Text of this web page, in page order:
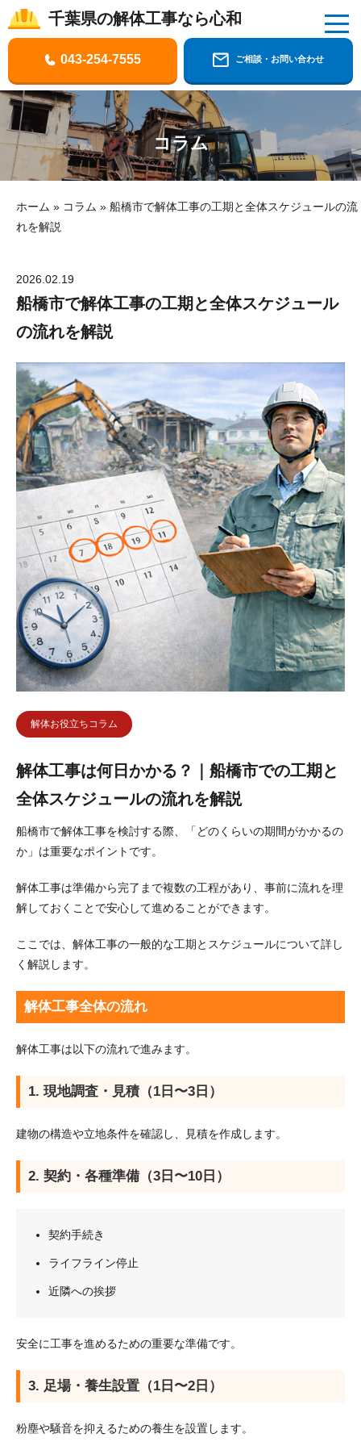
千葉県の解体工事なら心和
千葉県の解体工事なら株式会社心和
043-254-7555 ご相談・お問い合わせ
コラム
ホーム » コラム » 船橋市で解体工事の工期と全体スケジュールの流
れを解説
2026.02.19
船橋市で解体工事の工期と全体スケジュール
の流れを解説
解体お役立ちコラム
解体工事は何日かかる？｜船橋市での工期と
全体スケジュールの流れを解説
船橋市で解体工事を検討する際、「どのくらいの期間がかかるの
か」は重要なポイントです。
解体工事は準備から完了まで複数の工程があり、事前に流れを理
解しておくことで安心して進めることができます。
ここでは、解体工事の一般的な工期とスケジュールについて詳し
く解説します。
解体工事全体の流れ
解体工事は以下の流れで進みます。
1. 現地調査・見積（1日〜3日）
建物の構造や立地条件を確認し、見積を作成します。
2. 契約・各種準備（3日〜10日）
契約手続き
ライフライン停止
近隣への挨拶
安全に工事を進めるための重要な準備です。
3. 足場・養生設置（1日〜2日）
粉塵や騒音を抑えるための養生を設置します。